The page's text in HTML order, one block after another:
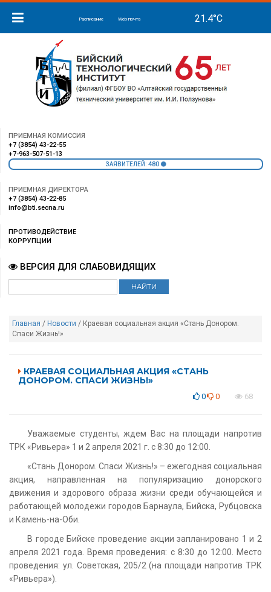
Расписание Web-почта
ПРИЕМНАЯ КОМИССИЯ
+7 (3854) 43-22-55
+7-963-507-51-13
ЗАЯВИТЕЛЕЙ: 480
ПРИЕМНАЯ ДИРЕКТОРА
+7 (3854) 43-22-85
info@bti.secna.ru
ПРОТИВОДЕЙСТВИЕ
КОРРУПЦИИ
ВЕРСИЯ ДЛЯ СЛАБОВИДЯЩИХ
Главная / Новости / Краевая социальная акция «Стань Донором.
Спаси Жизнь!»
КРАЕВАЯ СОЦИАЛЬНАЯ АКЦИЯ «СТАНЬ
ДОНОРОМ. СПАСИ ЖИЗНЬ!»
0 0 68
Уважаемые студенты, ждем Вас на площади напротив
ТРК «Ривьера» 1 и 2 апреля 2021 г. c 8:30 до 12:00.
«Стань Донором. Спаси Жизнь!» – ежегодная социальная
акция, направленная на популяризацию донорского
движения и здорового образа жизни среди обучающейся и
работающей молодежи городов Барнаула, Бийска, Рубцовска
и Камень-на-Оби
В городе Бийске проведение акции запланировано 1 и 2
апреля 2021 года. Время проведения: с 8:30 до 12:00. Место
проведения: ул. Советская, 205/2 (на площади напротив ТРК
«Ривьера»).